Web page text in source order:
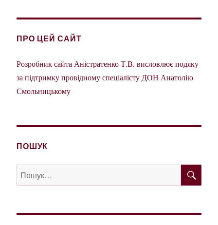
ПРО ЦЕЙ САЙТ
Розробник сайта Аністратенко Т.В. висловлює подяку
за підтримку провідному спеціалісту ДОН Анатолію
Смольницькому
ПОШУК
Пошук
за